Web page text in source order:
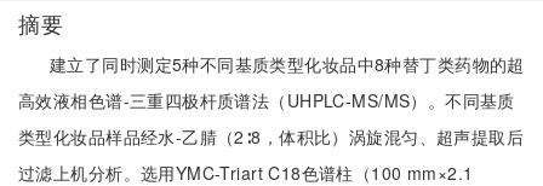
摘要
建立了同时测定5种不同基质类型化妆品中8种替丁类药物的超
高效液相色谱-三重四极杆质谱法（UHPLC-MS/MS）。不同基质
类型化妆品样品经水-乙腈（2∶8，体积比）涡旋混匀、超声提取后
过滤上机分析。选用YMC-Triart C18色谱柱（100 mm×2.1